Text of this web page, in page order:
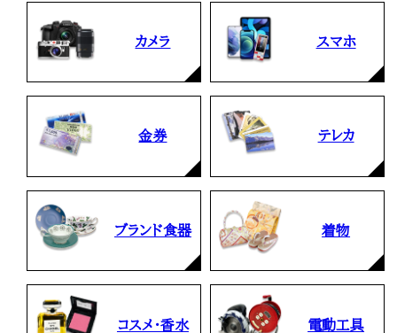
カメラ スマホ
金券 テレカ
ブランド食器 着物
コスメ・香水 電動工具